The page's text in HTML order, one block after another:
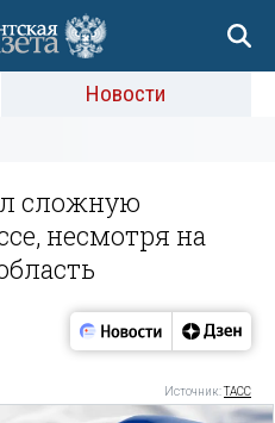
Новости
сложную
несмотря на
Источник:ТАСС